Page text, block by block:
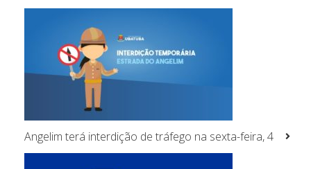
Angelim terá interdição de tráfego na sexta-feira, 4